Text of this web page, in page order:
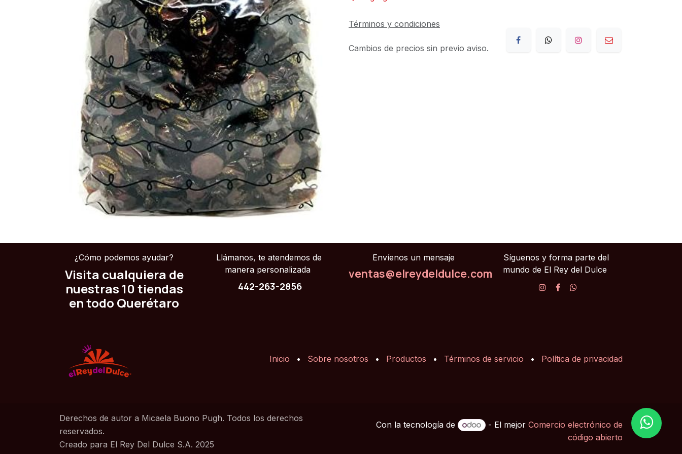
Términos y condiciones
Cambios de precios sin previo aviso.
¿Cómo podemos ayudar?
Visita cualquiera de
nuestras 10 tiendas
en todo Querétaro
Llámanos, te atendemos de
manera personalizada
442-263-2856
Envíenos un mensaje
ventas@elreydeldulce.com
Síguenos y forma parte del
mundo de El Rey del Dulce
Inicio • Sobre nosotros • Productos • Términos de servicio • Política de privacidad
Derechos de autor a Micaela Buono Pugh. Todos los derechos
reservados.
Creado para El Rey Del Dulce S.A. 2025
Con la tecnología de - El mejor Comercio electrónico de
código abierto